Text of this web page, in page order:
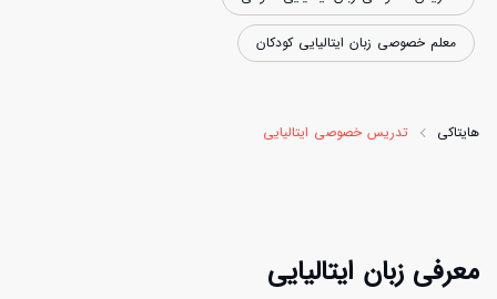
معلم خصوصی زبان ایتالیایی کودکان
هایتاکی تدریس خصوصی ایتالیایی
معرفی زبان ایتالیایی